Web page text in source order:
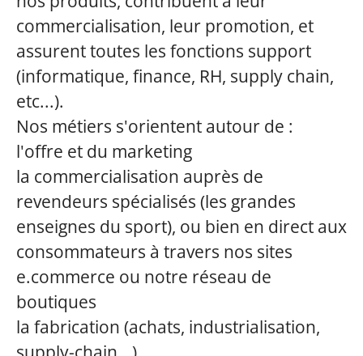
commercialisation, leur promotion, et
assurent toutes les fonctions support
(informatique, finance, RH, supply chain,
etc...).
Nos métiers s'orientent autour de :
l'offre et du marketing
la commercialisation auprès de
revendeurs spécialisés (les grandes
enseignes du sport), ou bien en direct aux
consommateurs à travers nos sites
e.commerce ou notre réseau de
boutiques
la fabrication (achats, industrialisation,